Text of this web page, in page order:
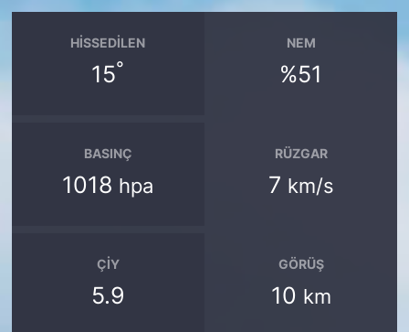
HISSEDILEN
15°
NEM
%51
BASINÇ
1018 hpa
RÜZGAR
7 km/s
ÇIY
5.9
GÖRÜŞ
10 km